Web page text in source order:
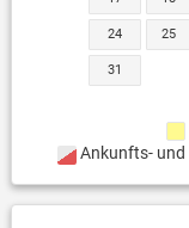
24 25
31
Ankunfts- und